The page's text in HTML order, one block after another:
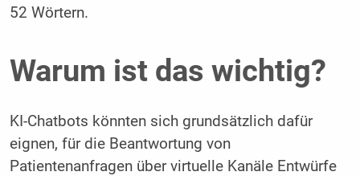
52 Wörtern.
Warum ist das wichtig?
KI-Chatbots könnten sich grundsätzlich dafür
eignen, für die Beantwortung von
Patientenanfragen über virtuelle Kanäle Entwürfe